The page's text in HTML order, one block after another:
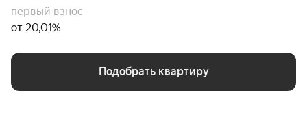
первый взнос
от 20,01%
Подобрать квартиру